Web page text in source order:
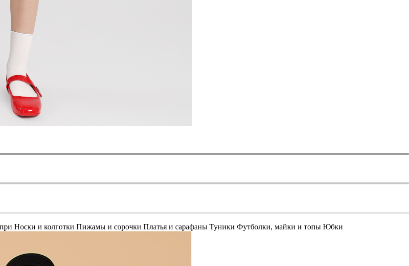
Носки и колготки Пижамы и сорочки Платья и сарафаны Туники Футболки, майки и топы Юбки